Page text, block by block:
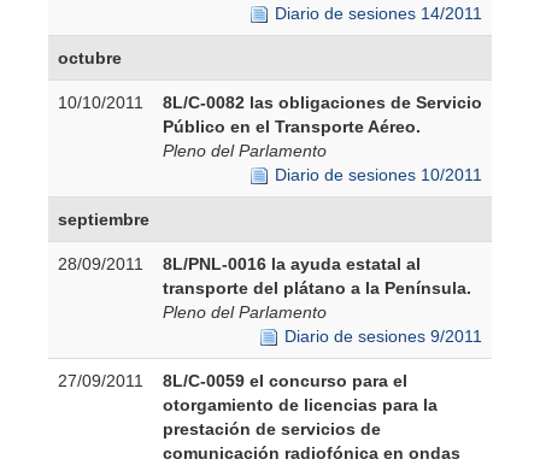
Diario de sesiones 14/2011
octubre
10/10/2011
8L/C-0082 las obligaciones de Servicio
Público en el Transporte Aéreo.
Pleno del Parlamento
Diario de sesiones 10/2011
septiembre
28/09/2011
8L/PNL-0016 la ayuda estatal al
transporte del plátano a la Península.
Pleno del Parlamento
Diario de sesiones 9/2011
27/09/2011
8L/C-0059 el concurso para el
otorgamiento de licencias para la
prestación de servicios de
comunicación radiofónica en ondas